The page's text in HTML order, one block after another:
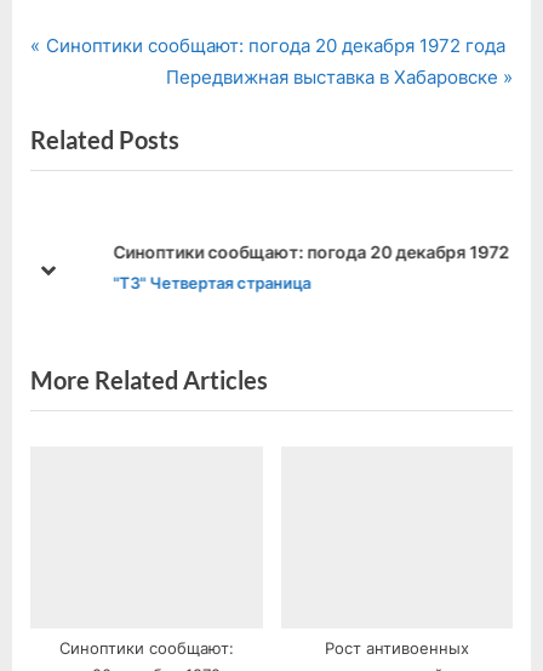
Навигация
записям
P
v
i
s
t
Синоптики сообщают: погода 20 декабря 1972 года
N
x
t
s
t
Передвижная выставка в Хабаровске
Related Posts
Синоптики сообщают: погода 20 декабря 1972 года
"ТЗ" Четвертая страница
prev
next
More Related Articles
Синоптики сообщают:
Рост антивоенных